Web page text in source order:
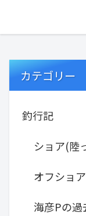
カテゴリー
釣行記
ショア(陸
オフショ
海彦Pの